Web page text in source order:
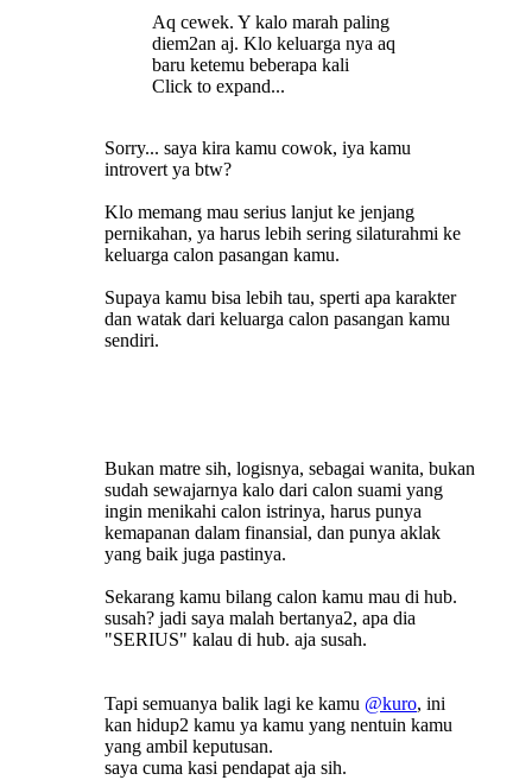
Aq cewek. Y kalo marah paling
diem2an aj. Klo keluarga nya aq
baru ketemu beberapa kali
Click to expand...
Sorry... saya kira kamu cowok, iya kamu
introvert ya btw?
Klo memang mau serius lanjut ke jenjang
pernikahan, ya harus lebih sering silaturahmi ke
keluarga calon pasangan kamu.
Supaya kamu bisa lebih tau, sperti apa karakter
dan watak dari keluarga calon pasangan kamu
sendiri.
Bukan matre sih, logisnya, sebagai wanita, bukan
sudah sewajarnya kalo dari calon suami yang
ingin menikahi calon istrinya, harus punya
kemapanan dalam finansial, dan punya aklak
yang baik juga pastinya.
Sekarang kamu bilang calon kamu mau di hub.
susah? jadi saya malah bertanya2, apa dia
"SERIUS" kalau di hub. aja susah.
Tapi semuanya balik lagi ke kamu @kuro, ini
kan hidup2 kamu ya kamu yang nentuin kamu
yang ambil keputusan.
saya cuma kasi pendapat aja sih.